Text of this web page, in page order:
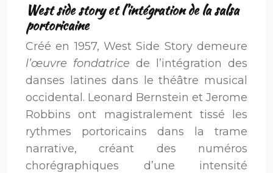
West side story et l’intégration de la salsa
portoricaine
Créé en 1957, West Side Story demeure
l’œuvre fondatrice de l’intégration des
danses latines dans le théâtre musical
occidental. Leonard Bernstein et Jerome
Robbins ont magistralement tissé les
rythmes portoricains dans la trame
narrative, créant des numéros
chorégraphiques d’une intensité